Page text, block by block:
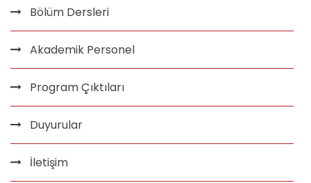
Bölüm Dersleri
Akademik Personel
Program Çıktıları
Duyurular
İletişim